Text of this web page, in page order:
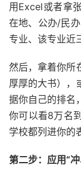
用Excel或者拿
在地、公办/民
专业、该专业近
然后，拿着你所
厚厚的大书），
据你自己的排名
你可以看8万名
学校都列进你的
第二步：应用“